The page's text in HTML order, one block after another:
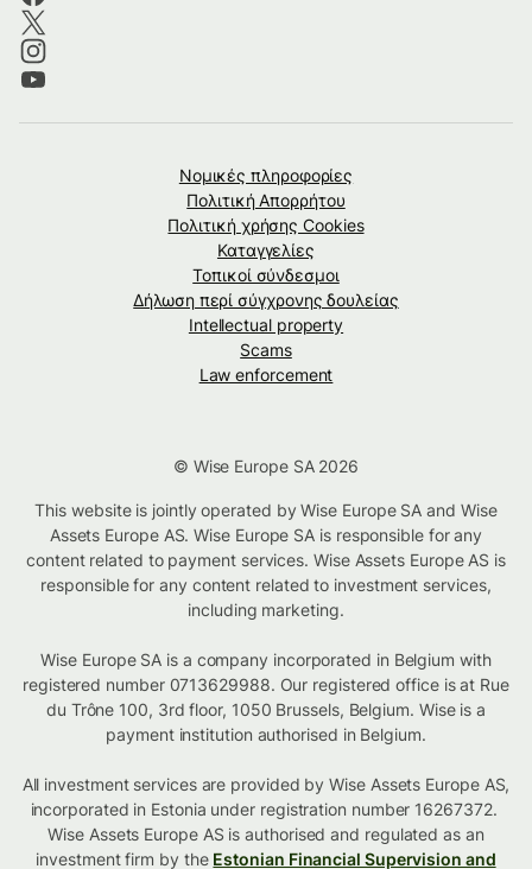
Νομικές πληροφορίες
Πολιτική Απορρήτου
Πολιτική χρήσης Cookies
Καταγγελίες
Τοπικοί σύνδεσμοι
Δήλωση περί σύγχρονης δουλείας
Intellectual property
Scams
Law enforcement
© Wise Europe SA 2026
This website is jointly operated by Wise Europe SA and Wise
Assets Europe AS. Wise Europe SA is responsible for any
content related to payment services. Wise Assets Europe AS is
responsible for any content related to investment services,
including marketing.
Wise Europe SA is a company incorporated in Belgium with
registered number 0713629988. Our registered office is at Rue
du Trône 100, 3rd floor, 1050 Brussels, Belgium. Wise is a
payment institution authorised in Belgium.
All investment services are provided by Wise Assets Europe AS,
incorporated in Estonia under registration number 16267372.
Wise Assets Europe AS is authorised and regulated as an
investment firm by the Estonian Financial Supervision and